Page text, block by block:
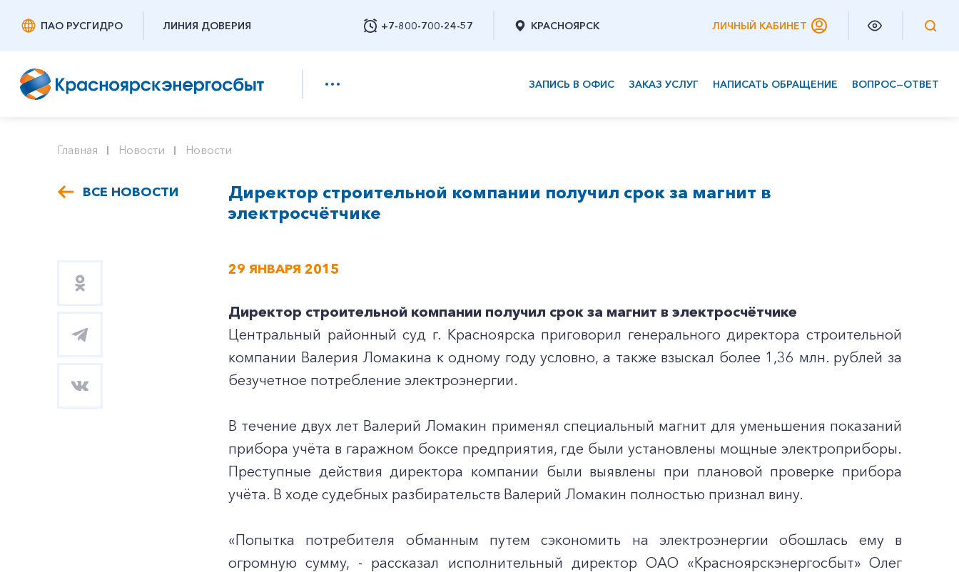
ПАО РУСГИДРО ЛИНИЯ ДОВЕРИЯ +7-800-700-24-57
Заказать обратный звонок
КРАСНОЯРСК ЛИЧНЫЙ КАБИНЕТ
ЗАПИСЬ В ОФИС ЗАКАЗ УСЛУГ НАПИСАТЬ ОБРАЩЕНИЕ ВОПРОС—ОТВЕТ
Главная Новости Новости
ВСЕ НОВОСТИ
Директор строительной компании получил срок за магнит в
электросчётчике
29 ЯНВАРЯ 2015
Директор строительной компании получил срок за магнит в электросчётчике
Центральный районный суд г. Красноярска приговорил генерального директора строительной
компании Валерия Ломакина к одному году условно, а также взыскал более 1,36 млн. рублей за
безучетное потребление электроэнергии.
В течение двух лет Валерий Ломакин применял специальный магнит для уменьшения показаний
прибора учёта в гаражном боксе предприятия, где были установлены мощные электроприборы.
Преступные действия директора компании были выявлены при плановой проверке прибора
учёта. В ходе судебных разбирательств Валерий Ломакин полностью признал вину.
«Попытка потребителя обманным путем сэкономить на электроэнергии обошлась ему в
огромную сумму, - рассказал исполнительный директор ОАО «Красноярскэнергосбыт» Олег